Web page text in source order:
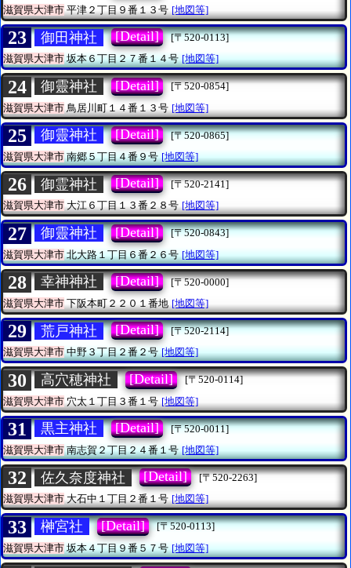
滋賀県大津市 平津２丁目９番１３号 [地図等]
23 御田神社 [Detail]
[〒520-0113]
滋賀県大津市坂本６丁目２７番１４号 [地図等]
24 御靈神社 [Detail]
[〒520-0854]
滋賀県大津市 鳥居川町１４番１３号 [地図等]
25 御靈神社 [Detail]
[〒520-0865]
滋賀県大津市南郷５丁目４番９号 [地図等]
26 御霊神社 [Detail]
[〒520-2141]
滋賀県大津市大江６丁目１３番２８号 [地図等]
27 御靈神社 [Detail]
[〒520-0843]
滋賀県大津市北大路１丁目６番２６号 [地図等]
28 幸神神社 [Detail]
[〒520-0000]
滋賀県大津市 下阪本町２２０１番地 [地図等]
29 荒戸神社 [Detail]
[〒520-2114]
滋賀県大津市中野３丁目２番２号 [地図等]
30 高穴穂神社 [Detail]
[〒520-0114]
滋賀県大津市 穴太１丁目３番１号 [地図等]
31 黒主神社 [Detail]
[〒520-0011]
滋賀県大津市南志賀２丁目２４番１号 [地図等]
32 佐久奈度神社 [Detail]
[〒520-2263]
滋賀県大津市大石中１丁目２番１号 [地図等]
33 榊宮社 [Detail]
[〒520-0113]
滋賀県大津市坂本４丁目９番５７号 [地図等]